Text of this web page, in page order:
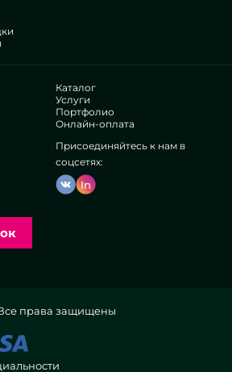
Каталог
Услуги
Портфолио
Онлайн-оплата
Присоединяйтесь к нам в
соцсетях:
In
права защищены